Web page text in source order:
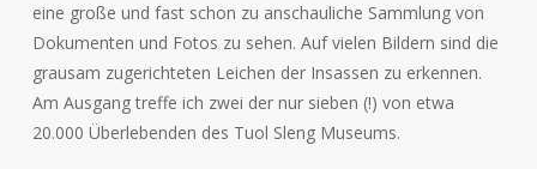
eine große und fast schon zu anschauliche Sammlung von
Dokumenten und Fotos zu sehen. Auf vielen Bildern sind die
grausam zugerichteten Leichen der Insassen zu erkennen.
Am Ausgang treffe ich zwei der nur sieben (!) von etwa
20.000 Überlebenden des Tuol Sleng Museums.